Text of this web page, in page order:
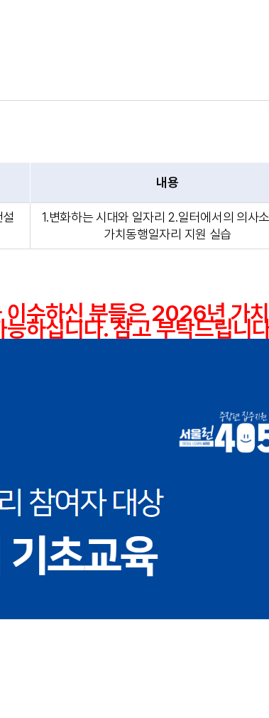
내용
1.변화하는 시대와 일자리 2.일터에서의 의사
가치동행일자리 지원 실습
수하신 분들은 2026년 가
하십니다. 참고 부탁드립니